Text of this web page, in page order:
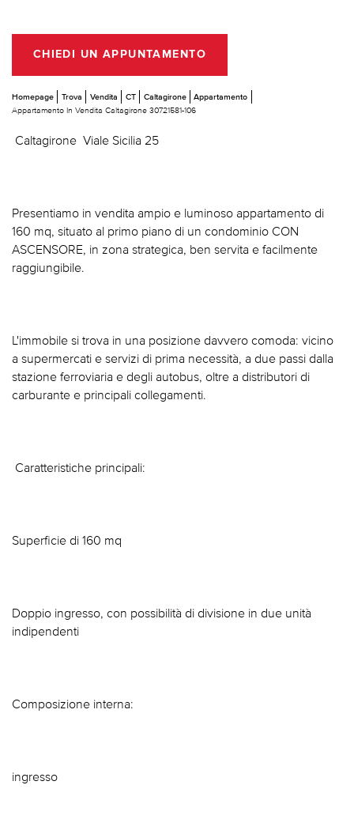
CHIEDI UN APPUNTAMENTO
Homepage Trova Vendita CT Caltagirone
Appartamento
Appartamento In Vendita Caltagirone 30721581-106
 Caltagirone  Viale Sicilia 25
Presentiamo in vendita ampio e luminoso appartamento di
160 mq, situato al primo piano di un condominio CON
ASCENSORE, in zona strategica, ben servita e facilmente
raggiungibile.
L'immobile si trova in una posizione davvero comoda: vicino
a supermercati e servizi di prima necessità, a due passi dalla
stazione ferroviaria e degli autobus, oltre a distributori di
carburante e principali collegamenti.
 Caratteristiche principali:
Superficie di 160 mq
Doppio ingresso, con possibilità di divisione in due unità
indipendenti
Composizione interna:
ingresso